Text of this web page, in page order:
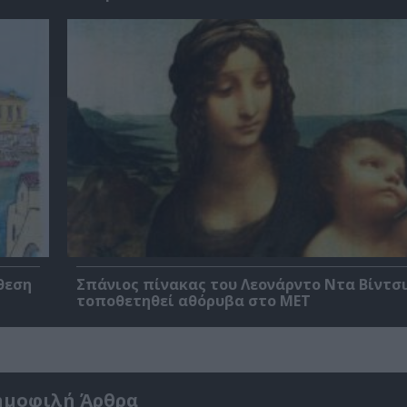
Σπάνιος πίνακας του Λεονάρντο Ντα
τοποθετηθεί αθόρυβα στο MET
Άρθρα